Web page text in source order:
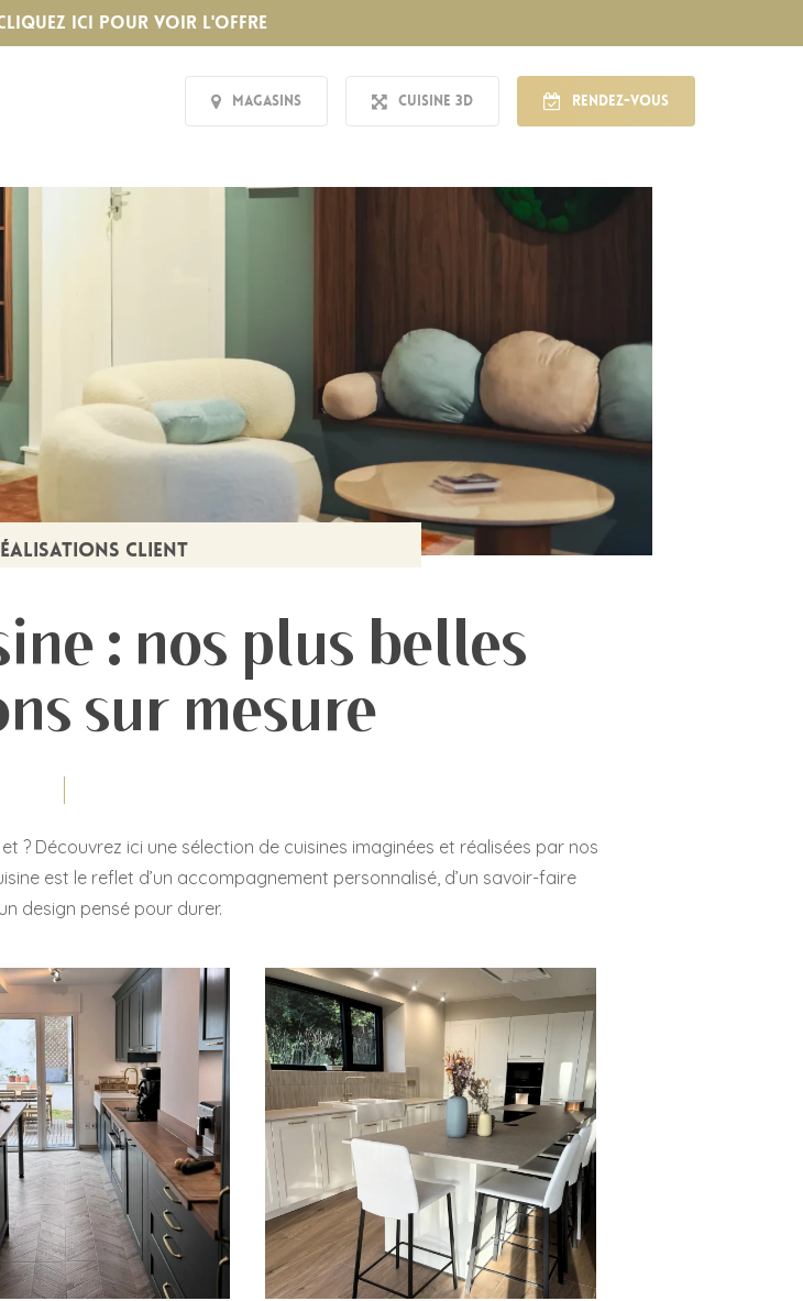
ICI POUR VOIR L'OFFRE
Magasins Cuisine 3D Rendez-vous
client
: nos plus belles
sur mesure
? Découvrez ici une sélection de cuisines imaginées et réalisées par nos
est le reflet d’un accompagnement personnalisé, d’un savoir-faire
design pensé pour durer.